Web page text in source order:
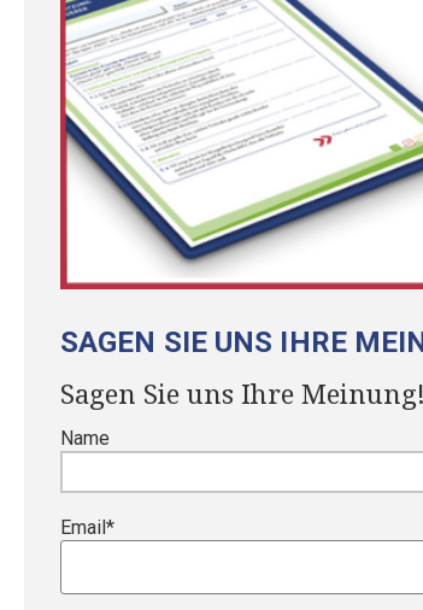
SAGEN SIE UNS IHRE
Sagen Sie uns Ihre Meinung!
Name
Email *